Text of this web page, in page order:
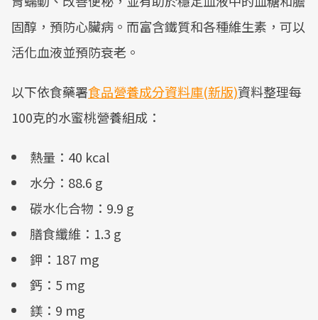
固醇，預防心臟病。而富含鐵質和各種維生素，可以
活化血液並預防衰老。
以下依食藥署食品營養成分資料庫(新版)資料整理每
100克的水蜜桃營養組成：
熱量：40 kcal
水分：88.6 g
碳水化合物：9.9 g
膳食纖維：1.3 g
鉀：187 mg
鈣：5 mg
鎂：9 mg